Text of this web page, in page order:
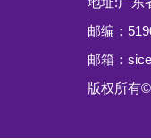
邮编：
邮箱：
版权所有